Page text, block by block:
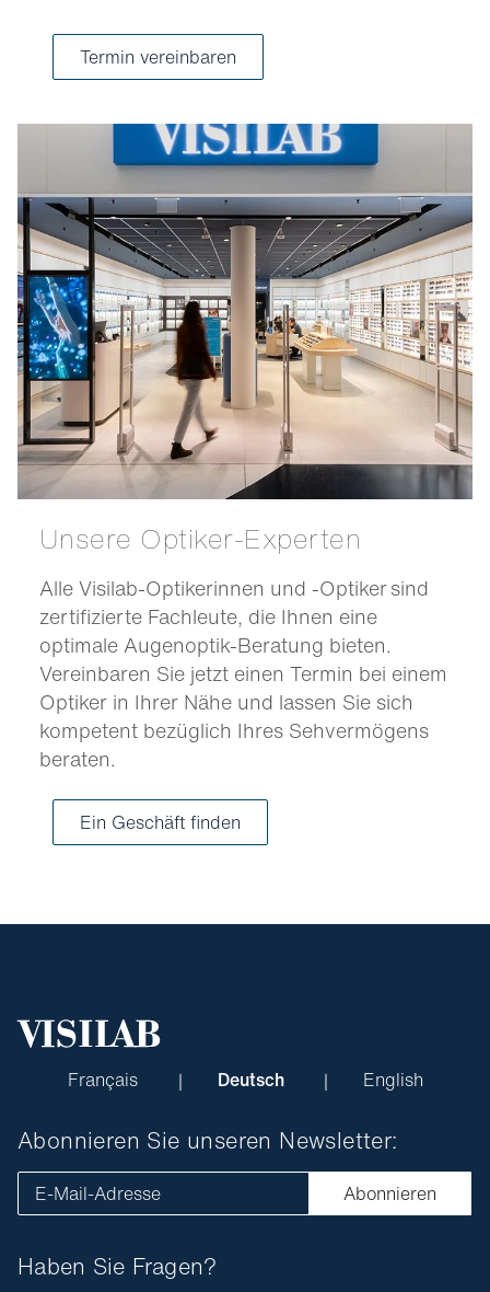
Termin vereinbaren
Unsere Optiker-Experten
Alle Visilab-Optikerinnen und -Optiker sind
zertifizierte Fachleute, die Ihnen eine
optimale Augenoptik-Beratung bieten.
Vereinbaren Sie jetzt einen Termin bei einem
Optiker in Ihrer Nähe und lassen Sie sich
kompetent bezüglich Ihres Sehvermögens
beraten.
Ein Geschäft finden
Français Deutsch English
Haben Sie Fragen?
Abonnieren Sie unseren Newsletter:
E-Mail-Adresse Abonnieren